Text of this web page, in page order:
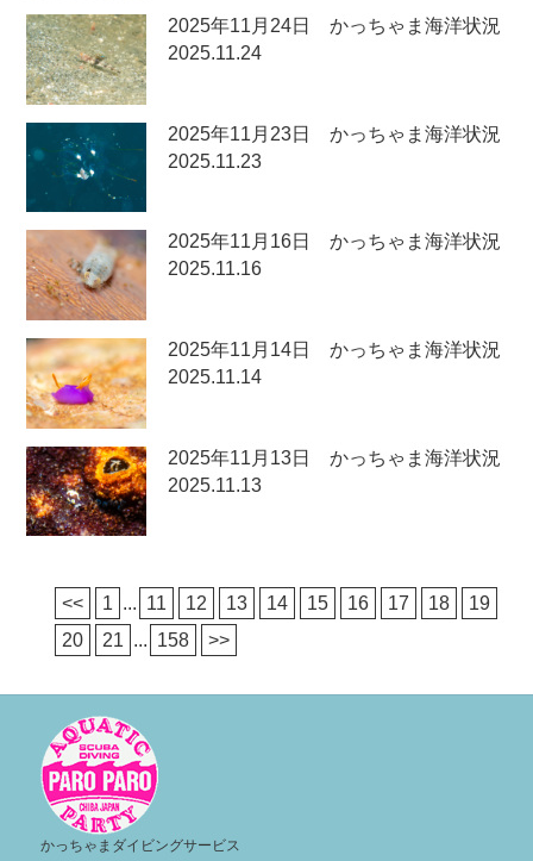
2025年11月24日 かっちゃま海洋状況
2025.11.24
2025年11月23日 かっちゃま海洋状況
2025.11.23
2025年11月16日 かっちゃま海洋状況
2025.11.16
2025年11月14日 かっちゃま海洋状況
2025.11.14
2025年11月13日 かっちゃま海洋状況
2025.11.13
<< 1 ... 11 12 13 14 15 16 17 18
19
20
21 ... 158 >>
かっちゃまダイビングサービス